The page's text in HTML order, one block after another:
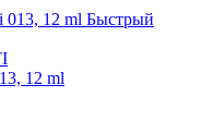
Быстрый
12 ml